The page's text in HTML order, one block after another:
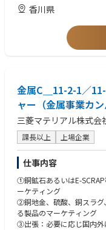
香川県
金属C＿11-2-1／
ャー（金属事業カン
三菱マテリアル株式会
課長以上 上場企業
仕事内容
①銅鉱石あるいはE-
ーケティング
②銅地金、硫酸、銅スラグ
る製品のマーケティング
③出張：必要に応じ国内外